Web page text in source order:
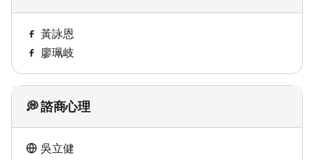
黃詠恩
廖珮岐
💭 諮商心理
吳立健